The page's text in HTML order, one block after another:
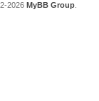
2026 MyBB Group